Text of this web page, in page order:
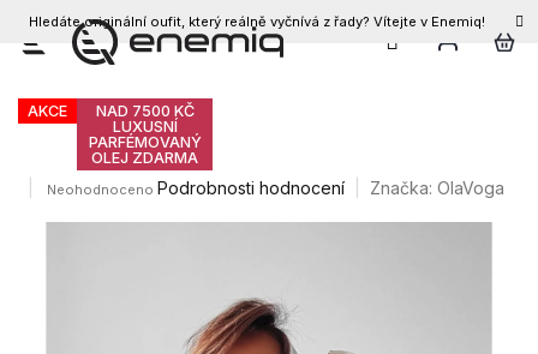
Přejít
Hledáte originální oufit, který reálně vyčnívá z řady? Vítejte v Enemiq!
CZK
Olavoga Lissa mikina
AKCE
NAD 7500 KČ
LUXUSNÍ
PARFÉMOVANÝ
OLEJ ZDARMA
Průměrné
Neohodnoceno Podrobnosti hodnocení Značka: OlaVoga